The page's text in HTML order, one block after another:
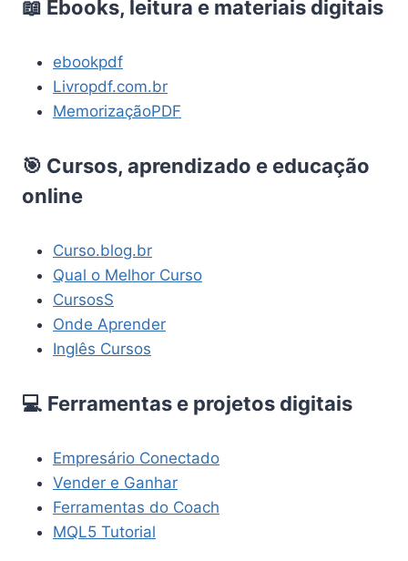
📖 Ebooks, leitura e materiais digitais
ebookpdf
Livropdf.com.br
MemorizaçãoPDF
🎯 Cursos, aprendizado e educação
online
Curso.blog.br
Qual o Melhor Curso
CursosS
Onde Aprender
Inglês Cursos
💻 Ferramentas e projetos digitais
Empresário Conectado
Vender e Ganhar
Ferramentas do Coach
MQL5 Tutorial